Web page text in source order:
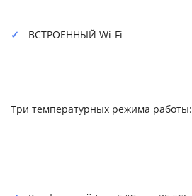
ВСТРОЕННЫЙ Wi-Fi
Три температурных режима работы: